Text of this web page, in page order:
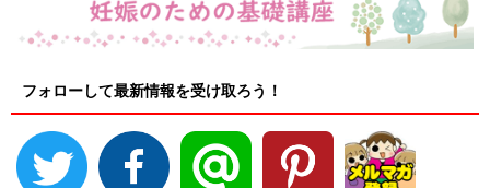
フォローして最新情報を受け取ろう！